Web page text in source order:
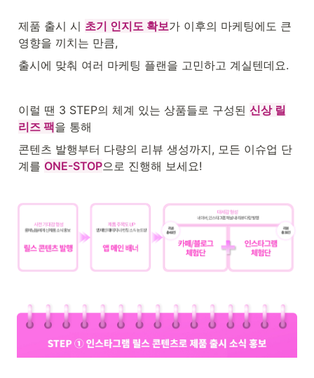
제품 출시 시 초기 인지도 확보가 이후의 마케팅에도 큰
영향을 끼치는 만큼,
출시에 맞춰 여러 마케팅 플랜을 고민하고 계실텐데요.
이럴 땐 3 STEP의 체계 있는 상품들로 구성된 신상 릴
리즈 팩을 통해
콘텐츠 발행부터 다량의 리뷰 생성까지, 모든 이슈업 단
계를 ONE-STOP으로 진행해 보세요!